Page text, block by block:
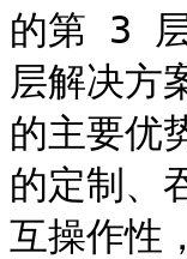
的第 3
层解决
的主要优
的定制、
互操作性